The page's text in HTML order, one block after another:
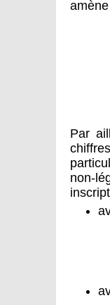
Par
non-